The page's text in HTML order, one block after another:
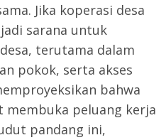
Jika koperasi desa
sarana untuk
terutama dalam
pokok, serta akses
bahwa
peluang kerja
pandang ini,